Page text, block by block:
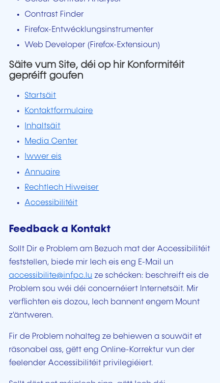
Contrast Finder
Firefox-Entwécklungsinstrumenter
Web Developer (Firefox-Extensioun)
Säite vum Site, déi op hir Konformitéit
gepréift goufen
Startsäit
Kontaktformulaire
Inhaltsäit
Media Center
Iwwer eis
Annuaire
Rechtlech Hiweiser
Accessibilitéit
Feedback a Kontakt
Sollt Dir e Problem am Bezuch mat der Accessibilitéit
feststellen, biede mir Iech eis eng E-Mail un
accessibilite@infpc.lu ze schécken: beschreift eis de
Problem sou wéi déi concernéiert Internetsäit. Mir
verflichten eis dozou, Iech bannent engem Mount
z'äntweren.
Fir de Problem nohalteg ze behiewen a souwäit et
räsonabel ass, gëtt eng Online-Korrektur vun der
feelender Accessibilitéit privilegiéiert.